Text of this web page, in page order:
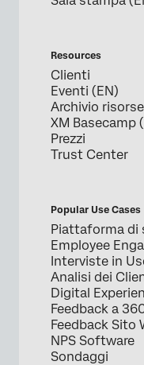
Resources
Clienti
Eventi (EN)
Archivio
XM Basecamp
Prezzi
Trust Center
Popular Use Cases
Piattaforma di
Employee
Interviste in
Analisi dei
Digital
Feedback a
Feedback Sito
NPS Software
Sondaggi